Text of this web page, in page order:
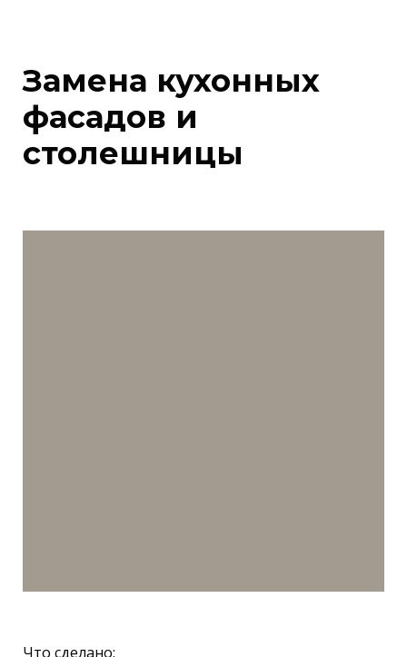
Замена кухонных
фасадов и
столешницы
Что сделано: